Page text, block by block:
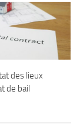
des lieux
de bail